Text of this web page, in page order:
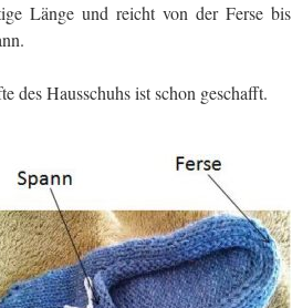
Länge und reicht von der Ferse bis
des Hausschuhs ist schon geschafft.